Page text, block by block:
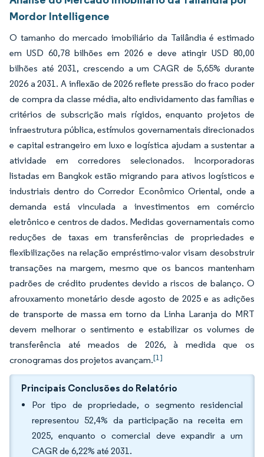
Mordor Intelligence
O tamanho do mercado imobiliário da Tailândia é estimado
em USD 60,78 bilhões em 2026 e deve atingir USD 80,00
bilhões até 2031, crescendo a um CAGR de 5,65% durante
2026 a 2031. A inflexão de 2026 reflete pressão do fraco poder
de compra da classe média, alto endividamento das famílias e
critérios de subscrição mais rígidos, enquanto projetos de
infraestrutura pública, estímulos governamentais direcionados
e capital estrangeiro em luxo e logística ajudam a sustentar a
atividade em corredores selecionados. Incorporadoras
listadas em Bangkok estão migrando para ativos logísticos e
industriais dentro do Corredor Econômico Oriental, onde a
demanda está vinculada a investimentos em comércio
eletrônico e centros de dados. Medidas governamentais como
reduções de taxas em transferências de propriedades e
flexibilizações na relação empréstimo-valor visam desobstruir
transações na margem, mesmo que os bancos mantenham
padrões de crédito prudentes devido a riscos de balanço. O
afrouxamento monetário desde agosto de 2025 e as adições
de transporte de massa em torno da Linha Laranja do MRT
devem melhorar o sentimento e estabilizar os volumes de
transferência até meados de 2026, à medida que os
cronogramas dos projetos avançam.[1]
Principais Conclusões do Relatório
Por tipo de propriedade, o segmento residencial
representou 52,4% da participação na receita em
2025, enquanto o comercial deve expandir a um
CAGR de 6,22% até 2031.